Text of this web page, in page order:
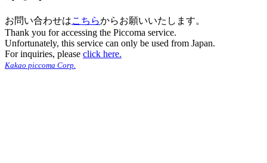
お問い合わせはこちらからお願いいたします。
Thank you for accessing the Piccoma service.
Unfortunately, this service can only be used from Japan.
For inquiries, please click here.
Kakao piccoma Corp.